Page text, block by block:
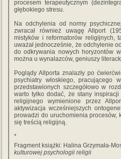
procesem terapeutycznym
głębokiego stresu.
Na odchylenia od normy
zwracał również uwagę Allport
mistyków i reformatorów religijnych,
uważał jednocześnie, że odchylenie
do odkrywania nowych horyzontów
można u wynalazców, geniuszy
Poglądy Allporta znalazły po
psychiatry włoskiego, pracującego
przedstawionych szczegółowo w
warto tylko dodać, że stany
religijnego wymienione przez
aktywizacja wcześniejszych
prowadzi do uruchomienia procesów,
się treścią religijną.
*
Fragment książki: Halina Grzymała-
kulturowej psychologii religii